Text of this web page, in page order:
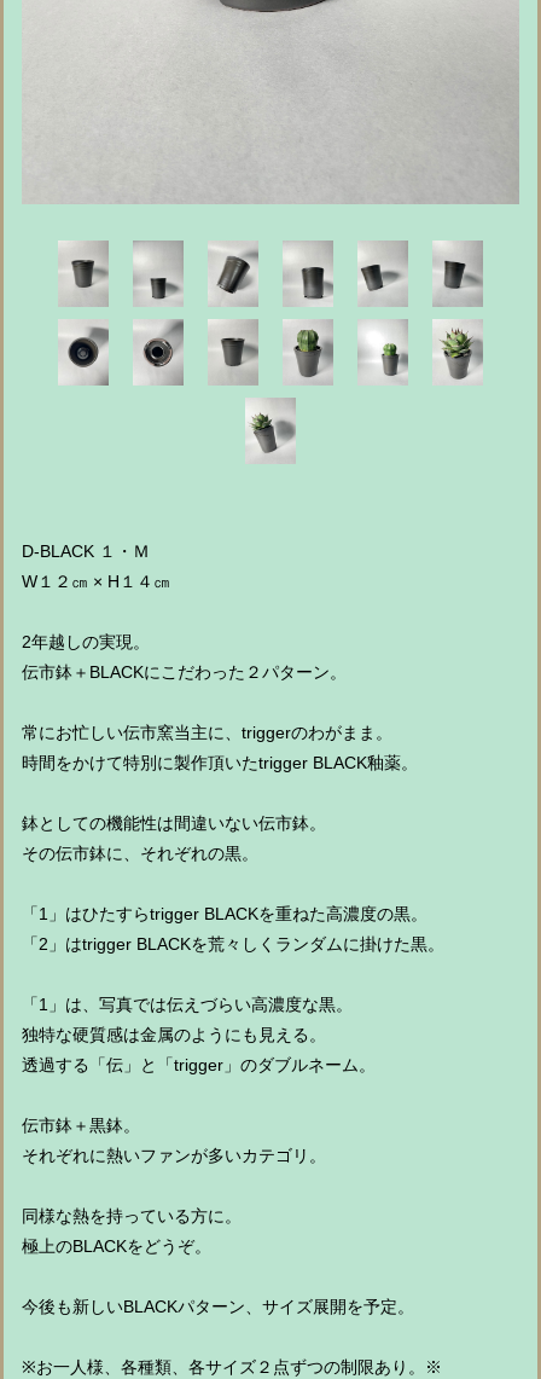
D-BLACK １・Ｍ
W１２㎝ × H１４㎝
2年越しの実現。
伝市鉢＋BLACKにこだわった２パターン。
常にお忙しい伝市窯当主に、triggerのわがまま。
時間をかけて特別に製作頂いたtrigger BLACK釉薬。
鉢としての機能性は間違いない伝市鉢。
その伝市鉢に、それぞれの黒。
「1」はひたすらtrigger BLACKを重ねた高濃度の黒。
「2」はtrigger BLACKを荒々しくランダムに掛けた黒。
「1」は、写真では伝えづらい高濃度な黒。
独特な硬質感は金属のようにも見える。
透過する「伝」と「trigger」のダブルネーム。
伝市鉢＋黒鉢。
それぞれに熱いファンが多いカテゴリ。
同様な熱を持っている方に。
極上のBLACKをどうぞ。
今後も新しいBLACKパターン、サイズ展開を予定。
※お一人様、各種類、各サイズ２点ずつの制限あり。※